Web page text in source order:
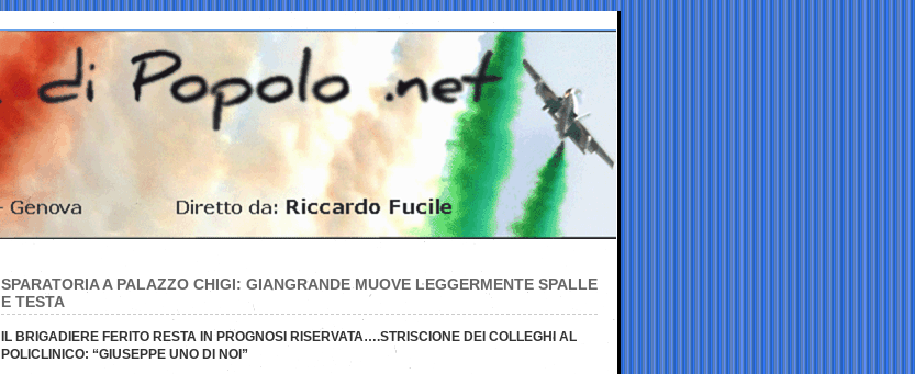
SPARATORIA A PALAZZO CHIGI: GIANGRANDE MUOVE LEGGERMENTE SPALLE
E TESTA
IL BRIGADIERE FERITO RESTA IN PROGNOSI RISERVATA….STRISCIONE DEI COLLEGHI AL
POLICLINICO: “GIUSEPPE UNO DI NOI”